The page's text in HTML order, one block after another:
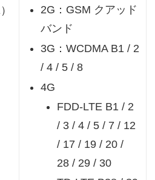
2G：GSM クアッド
バンド
3G：WCDMA B1 / 2
/ 4 / 5 / 8
4G
FDD-LTE B1 / 2
/ 3 / 4 / 5 / 7 / 12
/ 17 / 19 / 20 /
28 / 29 / 30